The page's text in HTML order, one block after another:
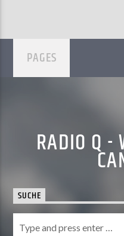
PAGES
RADIO Q -
SUCHE